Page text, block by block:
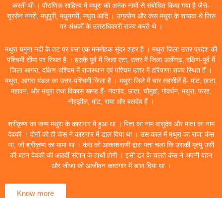
करती थी । पौराणिक साहित्य में मथुरा को अनेक नामों से संबोधित किया गया है जैसे-
शूरसेन नगरी, मधुपुरी, मधुनगरी, मधुरा आदि । उग्रसेन और कंस मथुरा के शासक थे जिस
पर अंधकों के उत्तराधिकारी राज्य करते थे ।
मथुरा यमुना नदी के तट पर बसा एक मनमोहक सुंदर शहर है । मथुरा जिला उत्तर प्रदेश की
पश्चिमी सीमा पर स्थित है । इसके पूर्व में जिला एटा, उत्तर में जिला अलीगढ़, दक्षिण-पूर्व में
जिला आगरा, दक्षिण-पश्चिम में राजस्थान एवं पश्चिम उत्तर में हरियाणा राज्य स्थित हैं ।
मथुरा, आगरा मंडल का उत्तर-पश्चिमी जिला है । मथुरा जिले में चार तहसीलें हैं- मांट, छाता,
महावन, और मथुरा तथा विकास खण्ड हैं- नंदगांव, छाता, चौमुहां, गोवर्धन, मथुरा, फरह,
नौहझील, मांट, राया और बलदेव हैं ।
श्रीकृष्ण का जन्म मथुरा के कारागार में हुआ था । पिता का नाम वासुदेव और माता का नाम
देवकी । दोनों को ही कंस ने कारागार में डाल दिया था । उस काल में मथुरा का राजा कंस
था, जो श्रीकृष्ण का मामा था । कंस को आकाशवाणी द्वारा पता चला कि उसकी मृत्यु उसी
की बहन देवकी की आठवीं संतान के हाथों होगी । इसी डर के चलते कंस ने अपनी बहन
और जीजा को आजीवन कारागार में डाल दिया था ।
Know more